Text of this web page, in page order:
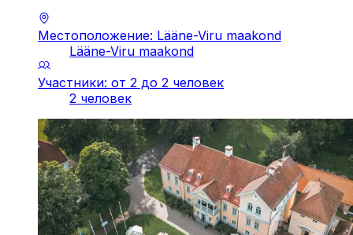
Местоположение: Lääne-Viru maakond
Lääne-Viru maakond
Участники: от 2 до 2 человек
2 человек